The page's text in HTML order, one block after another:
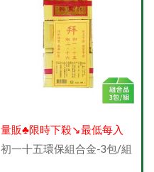
量販♣限時下殺↘️最低每入
$40元
初一十五環保組合金-3包/組